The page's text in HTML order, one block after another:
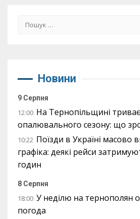
Пошук:
Новини
9 Серпня
12:00 На Тернопільщині
опалювального сезону: що
10:22 Поїзди в Україні масово
графіка: деякі рейси
годин
8 Серпня
18:00 У неділю на тернополян
погода